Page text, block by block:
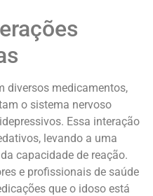
diversos medicamentos,
o sistema nervoso
Essa interação
levando a uma
capacidade de reação.
e profissionais de saúde
que o idoso está